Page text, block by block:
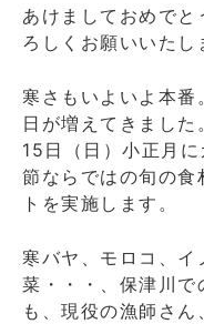
あけましておめでと
ろしくお願いいたし
寒さもいよいよ本番
日が増えてきました
15日（日）小正月
節ならではの旬の食
トを実施します。
寒バヤ、モロコ、
菜・・・、保津川で
も、現役の漁師さ